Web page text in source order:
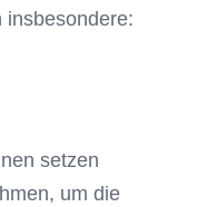
insbesondere:
setzen
um die